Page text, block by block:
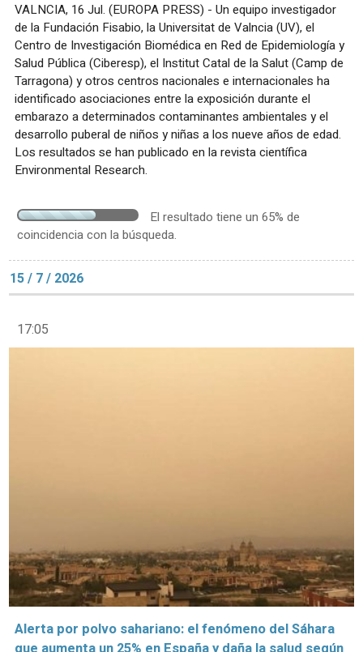
VALNCIA, 16 Jul. (EUROPA PRESS) - Un equipo investigador
de la Fundación Fisabio, la Universitat de Valncia (UV), el
Centro de Investigación Biomédica en Red de Epidemiología y
Salud Pública (Ciberesp), el Institut Catal de la Salut (Camp de
Tarragona) y otros centros nacionales e internacionales ha
identificado asociaciones entre la exposición durante el
embarazo a determinados contaminantes ambientales y el
desarrollo puberal de niños y niñas a los nueve años de edad.
Los resultados se han publicado en la revista científica
Environmental Research.
El resultado tiene un 65% de
coincidencia con la búsqueda.
15 / 7 / 2026
17:05
Alerta por polvo sahariano: el fenómeno del Sáhara